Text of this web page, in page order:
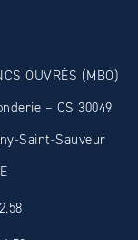
OUVRÉS (MBO)
– CS 30049
Saint-Sauveur